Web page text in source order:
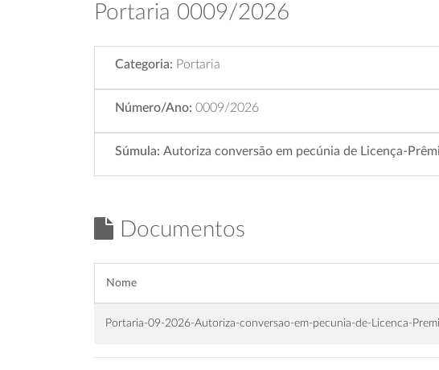
Portaria 0009/2026
Categoria: Portaria
Número/Ano: 0009/2026
Súmula: Autoriza conversão em pecúnia de Licença-
Documentos
Nome
Portaria-09-2026-Autoriza-conversao-em-pecunia-de-Licenca-